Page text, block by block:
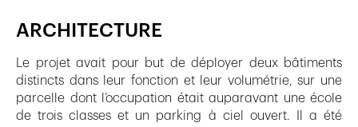
ARCHITECTURE
Le projet avait pour but de déployer deux bâtiments
distincts dans leur fonction et leur volumétrie, sur une
parcelle dont l’occupation était auparavant une école
de trois classes et un parking à ciel ouvert. Il a été